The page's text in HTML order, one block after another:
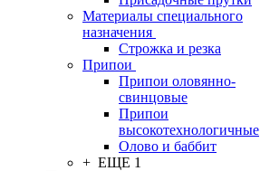
Материалы специального
назначения
Строжка и резка
Припои
Припои оловянно-
свинцовые
Припои
высокотехнологичные
Олово и баббит
+ ЕЩЕ 1